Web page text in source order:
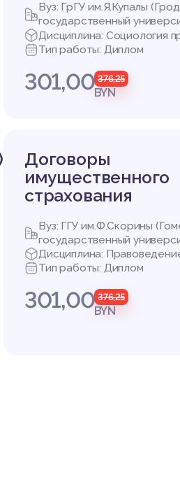
прони
Н
реа
надл
мо
к госу
и угр
Вуз: ГрГУ им.Я.Купалы
государственный
Дисциплина: Социология
Тип работы: Диплом
301,00 376,25
BYN
Договоры
имущественного
страхования
Вуз: ГГУ им.Ф.Скорины
государственный
Дисциплина:
Тип работы: Диплом
301,00 376,25
BYN